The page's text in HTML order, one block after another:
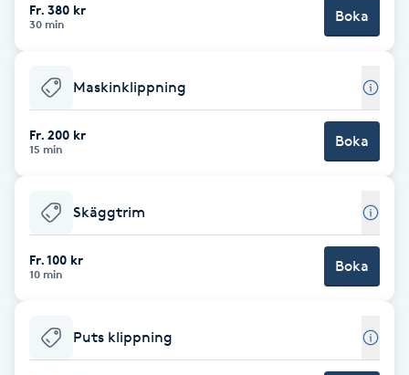
Extensions
Extensions borttagning
Face framing
Fr. 380 kr
30 min Boka
Maskinklippning
Fr. 200 kr
15 min Boka
Skäggtrim
Fr. 100 kr
10 min Boka
Puts klippning